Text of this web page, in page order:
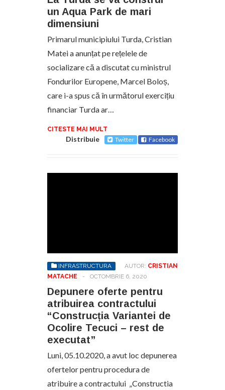
un Aqua Park de mari
dimensiuni
Primarul municipiului Turda, Cristian
Matei a anunțat pe rețelele de
socializare că a discutat cu ministrul
Fondurilor Europene, Marcel Boloș,
care i-a spus că în următorul exercițiu
financiar Turda ar…
CITESTE MAI MULT
Distribuie Twitter Facebook
INFRASTRUCTURA AUTOR: CRISTIAN
MATACHE
- OCTOMBRIE 6, 2020
Depunere oferte pentru
atribuirea contractului
“Construcția Variantei de
Ocolire Tecuci – rest de
executat”
Luni, 05.10.2020, a avut loc depunerea
ofertelor pentru procedura de
atribuire a contractului „Constructia